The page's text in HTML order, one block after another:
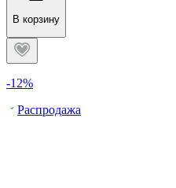
В корзину
-12%
Распродажа